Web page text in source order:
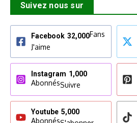
Suivez nous sur
Facebook 32,000Fans
J'aime
Instagram 1,000
AbonnésSuivre
Youtube 5,000
Abonnés